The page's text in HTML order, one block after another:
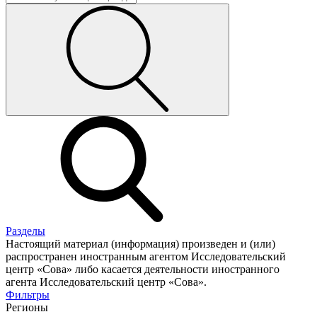
Разделы
Настоящий материал (информация) произведен и (или)
распространен иностранным агентом Исследовательский
центр «Сова» либо касается деятельности иностранного
агента Исследовательский центр «Сова».
Фильтры
Регионы